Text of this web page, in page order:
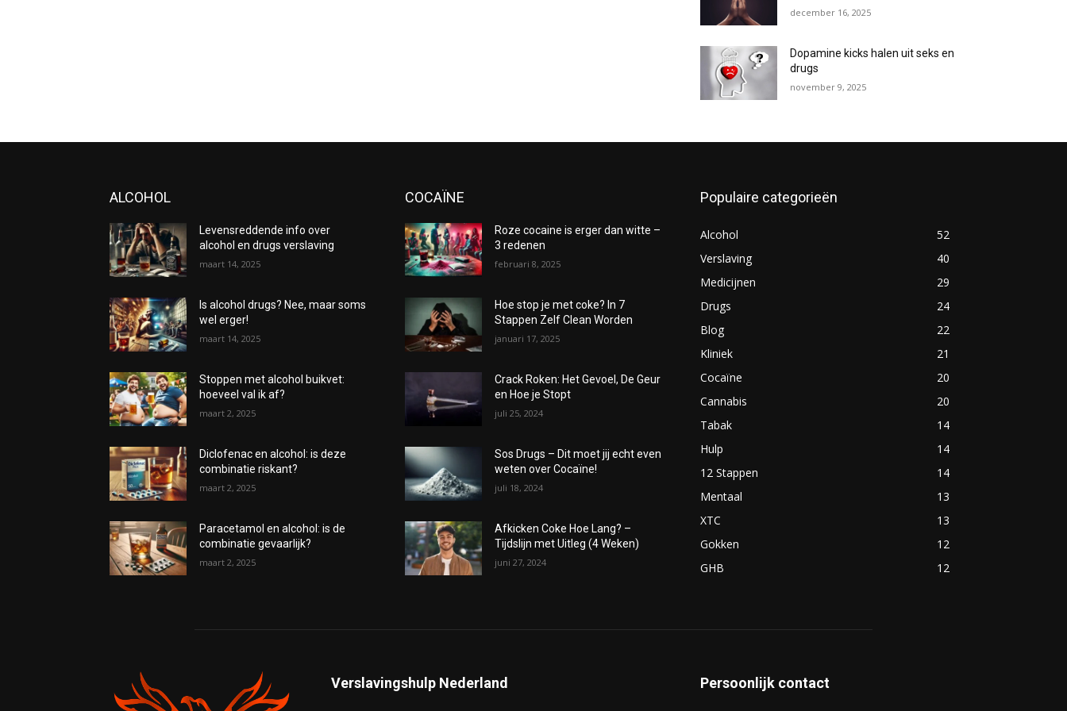
december 16, 2025
Dopamine kicks halen uit seks en
drugs
november 9, 2025
ALCOHOL
Levensreddende info over
alcohol en drugs verslaving
maart 14, 2025
Is alcohol drugs? Nee, maar soms
wel erger!
maart 14, 2025
Stoppen met alcohol buikvet:
hoeveel val ik af?
maart 2, 2025
Diclofenac en alcohol: is deze
combinatie riskant?
maart 2, 2025
Paracetamol en alcohol: is de
combinatie gevaarlijk?
maart 2, 2025
COCAÏNE
Roze cocaine is erger dan witte –
3 redenen
februari 8, 2025
Hoe stop je met coke? In 7
Stappen Zelf Clean Worden
januari 17, 2025
Crack Roken: Het Gevoel, De Geur
en Hoe je Stopt
juli 25, 2024
Sos Drugs – Dit moet jij echt even
weten over Cocaïne!
juli 18, 2024
Afkicken Coke Hoe Lang? –
Tijdslijn met Uitleg (4 Weken)
juni 27, 2024
Populaire categorieën
Alcohol
52
Verslaving
40
Medicijnen
29
Drugs
24
Blog
22
Kliniek
21
Cocaïne
20
Cannabis
20
Tabak
14
Hulp
14
12 Stappen
14
Mentaal
13
XTC
13
Gokken
12
GHB
12
Verslavingshulp Nederland Persoonlijk contact